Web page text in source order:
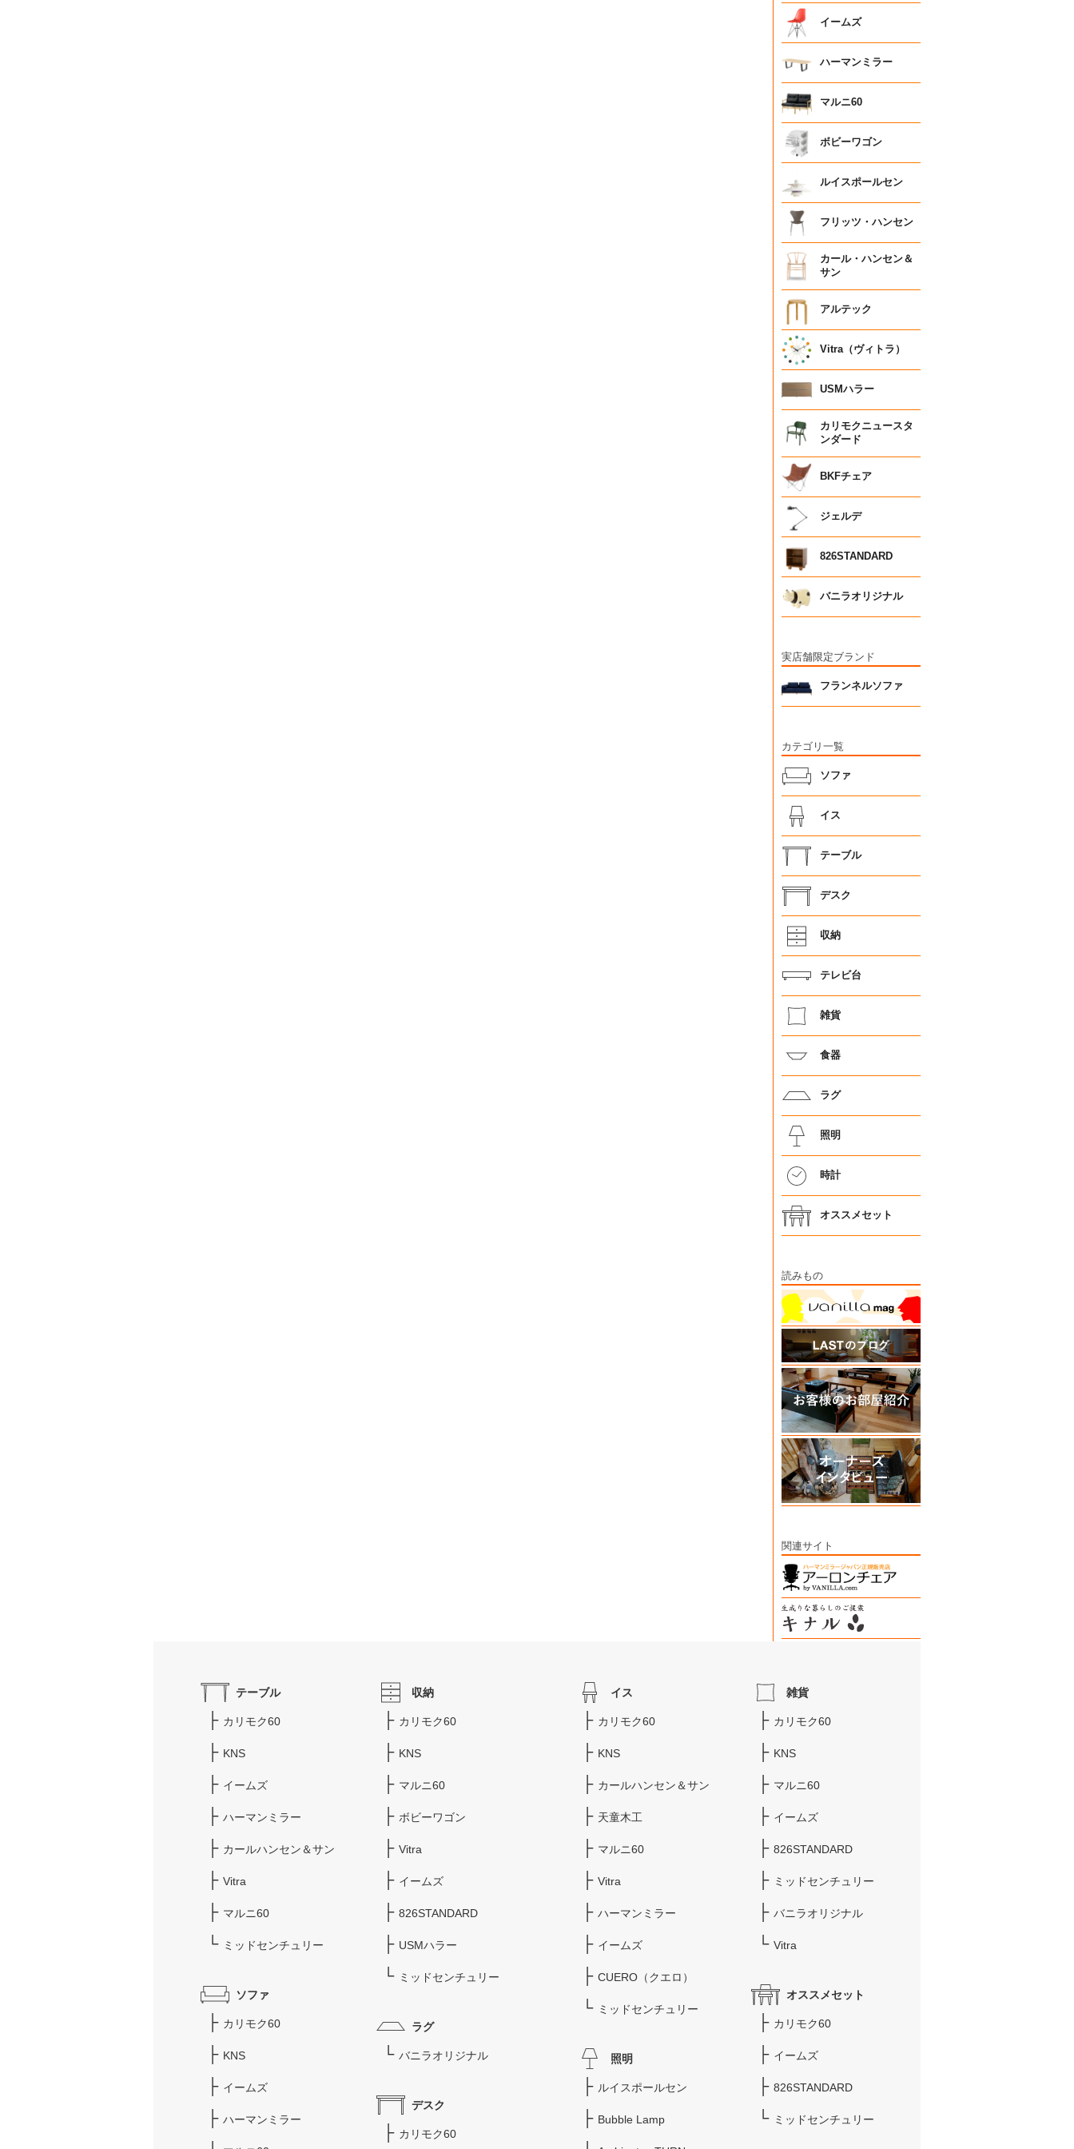
イームズ
ハーマンミラー
マルニ60
ボビーワゴン
ルイスポールセン
フリッツ・ハンセン
カール・ハンセン＆
サン
アルテック
Vitra（ヴィトラ）
USMハラー
カリモクニュースタ
ンダード
BKFチェア
ジェルデ
826STANDARD
バニラオリジナル
実店舗限定ブランド
フランネルソファ
カテゴリ一覧
ソファ
イス
テーブル
デスク
収納
テレビ台
雑貨
食器
ラグ
照明
時計
オススメセット
読みもの
関連サイト
テーブル
カリモク60
KNS
イームズ
ハーマンミラー
カールハンセン＆サン
Vitra
マルニ60
ミッドセンチュリー
ソファ
カリモク60
KNS
イームズ
ハーマンミラー
収納
カリモク60
KNS
マルニ60
ボビーワゴン
Vitra
イームズ
826STANDARD
USMハラー
ミッドセンチュリー
ラグ
バニラオリジナル
デスク
カリモク60
イス
カリモク60
KNS
カールハンセン＆サン
天童木工
マルニ60
Vitra
ハーマンミラー
イームズ
CUERO（クエロ）
ミッドセンチュリー
照明
ルイスポールセン
Bubble Lamp
雑貨
カリモク60
KNS
マルニ60
イームズ
826STANDARD
ミッドセンチュリー
バニラオリジナル
Vitra
オススメセット
カリモク60
イームズ
826STANDARD
ミッドセンチュリー